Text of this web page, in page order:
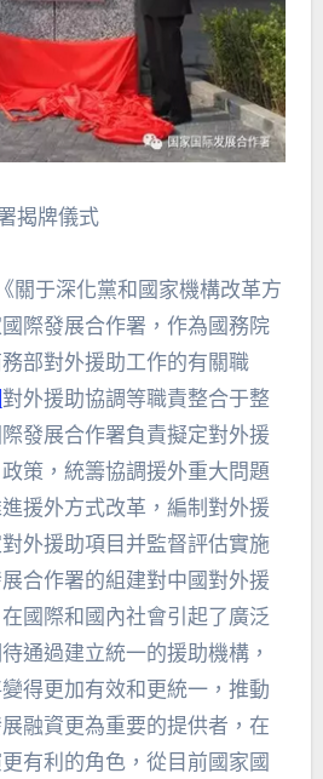
揭牌儀式
關于深化黨和國家機構改革方
際發展合作署，作為國務院
部對外援助工作的有關職
對外援助協調等職責整合于整
發展合作署負責擬定對外援
策，統籌協調援外重大問題
援外方式改革，編制對外援
外援助項目并監督評估實施
合作署的組建對中國對外援
國際和國內社會引起了廣泛
通過建立統一的援助機構，
得更加有效和更統一，推動
融資更為重要的提供者，在
有利的角色，從目前國家國